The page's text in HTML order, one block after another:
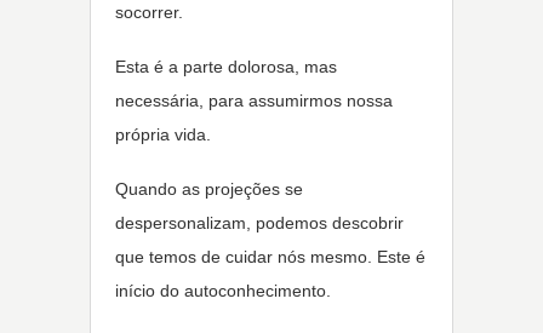
socorrer.
Esta é a parte dolorosa, mas
necessária, para assumirmos nossa
própria vida.
Quando as projeções se
despersonalizam, podemos descobrir
que temos de cuidar nós mesmo. Este é
início do autoconhecimento.